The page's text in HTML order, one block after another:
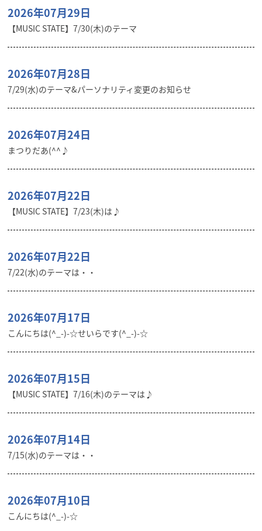
2026年07月29日
【MUSIC STATE】7/30(木)のテーマ
2026年07月28日
7/29(水)のテーマ&パーソナリティ変更のお知らせ
2026年07月24日
まつりだあ(^^♪
2026年07月22日
【MUSIC STATE】7/23(木)は♪
2026年07月22日
7/22(水)のテーマは・・
2026年07月17日
こんにちは(^_-)-☆せいらです(^_-)-☆
2026年07月15日
【MUSIC STATE】7/16(木)のテーマは♪
2026年07月14日
7/15(水)のテーマは・・
2026年07月10日
こんにちは(^_-)-☆